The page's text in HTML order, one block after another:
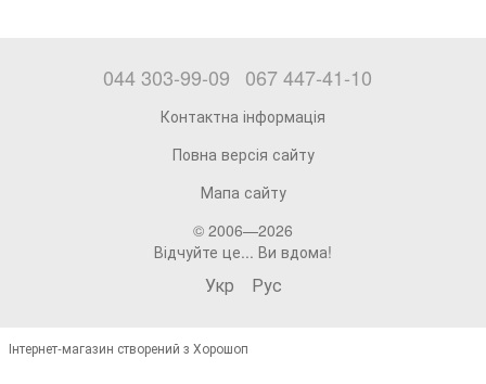
044 303-99-09 067 447-41-10
Контактна інформація
Повна версія сайту
Мапа сайту
© 2006—2026
Відчуйте це... Ви вдома!
Укр Рус
Інтернет-магазин створений з Хорошоп